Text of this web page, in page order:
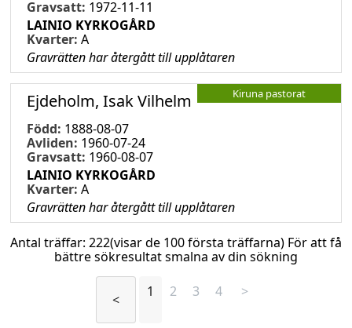
Gravsatt: 1972-11-11
LAINIO KYRKOGÅRD
Kvarter: A
Gravrätten har återgått till upplåtaren
Kiruna pastorat
Ejdeholm, Isak Vilhelm
Född: 1888-08-07
Avliden: 1960-07-24
Gravsatt: 1960-08-07
LAINIO KYRKOGÅRD
Kvarter: A
Gravrätten har återgått till upplåtaren
Antal träffar: 222(visar de 100 första träffarna) För att få
bättre sökresultat smalna av din sökning
< 1 2 3 4 >